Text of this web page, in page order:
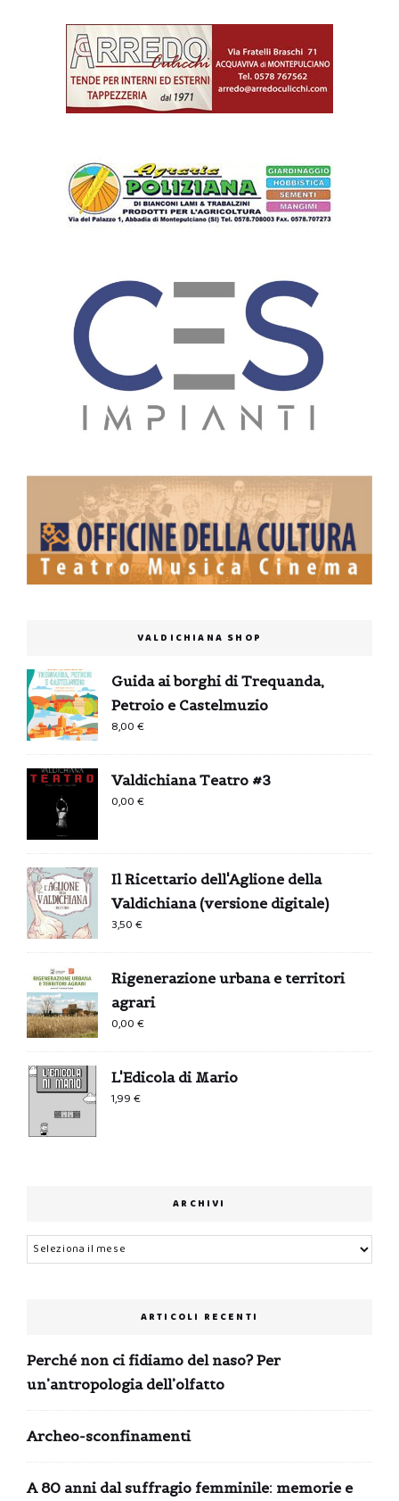
VALDICHIANA SHOP
Guida ai borghi di Trequanda,
Petroio e Castelmuzio
8,00€
Valdichiana Teatro #3
0,00€
Il Ricettario dell'Aglione della
Valdichiana (versione digitale)
3,50€
Rigenerazione urbana e territori
agrari
0,00€
L'Edicola di Mario
1,99€
ARCHIVI
Archivi
ARTICOLI RECENTI
Perché non ci fidiamo del naso? Per
un’antropologia dell’olfatto
Archeo-sconfinamenti
A 80 anni dal suffragio femminile: memorie e